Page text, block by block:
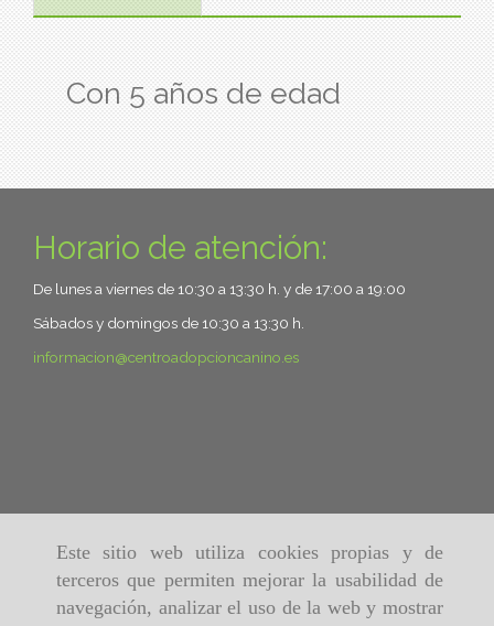
Este sitio web utiliza cookies propias y de
terceros que permiten mejorar la usabilidad de
navegación, analizar el uso de la web y mostrar
Con 5 años de edad
Horario de atención:
De lunes a viernes de 10:30 a 13:30 h. y de 17:00 a 19:00
Sábados y domingos de 10:30 a 13:30 h.
informacion
centroadopcioncanino.es